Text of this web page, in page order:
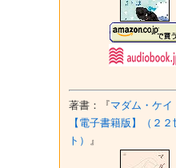
著書：『マダム・ケ
【電子書籍版】（２
ト）
』